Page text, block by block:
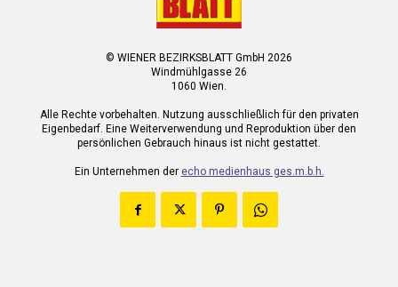
© WIENER BEZIRKSBLATT GmbH 2026
Windmühlgasse 26
1060 Wien.
Alle Rechte vorbehalten. Nutzung ausschließlich für den privaten
Eigenbedarf. Eine Weiterverwendung und Reproduktion über den
persönlichen Gebrauch hinaus ist nicht gestattet.
Ein Unternehmen der echo medienhaus ges.m.b.h.